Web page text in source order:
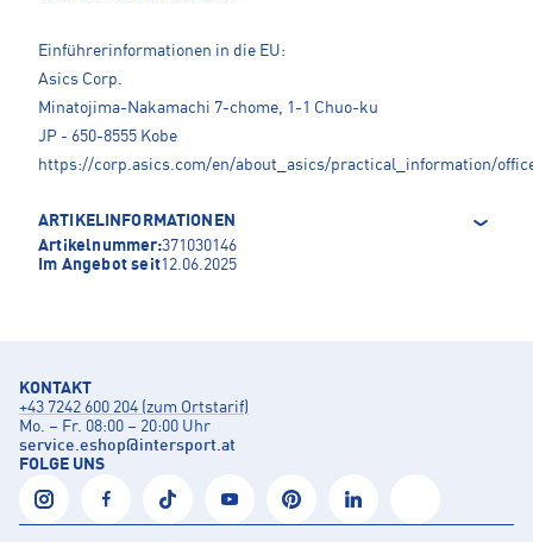
Einführerinformationen in die EU:
Asics Corp.
Minatojima-Nakamachi 7-chome, 1-1 Chuo-ku
JP - 650-8555 Kobe
https://corp.asics.com/en/about_asics/practical_information/
ARTIKELINFORMATIONEN
Artikelnummer:371030146
Im Angebot seit12.06.2025
KONTAKT
+43 7242 600 204 (zum Ortstarif)
Mo. – Fr. 08:00 – 20:00 Uhr
service.eshop@intersport.at
FOLGE UNS